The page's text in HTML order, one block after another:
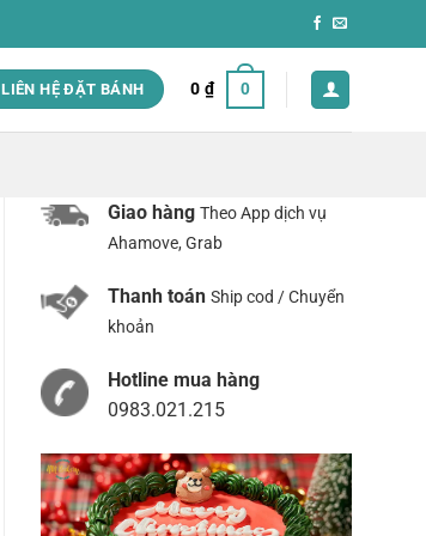
LIÊN HỆ ĐẶT BÁNH 0 ₫ 0
Giao hàng Theo App dịch vụ
Ahamove, Grab
Thanh toán Ship cod / Chuyển
khoản
Hotline mua hàng
0983.021.215